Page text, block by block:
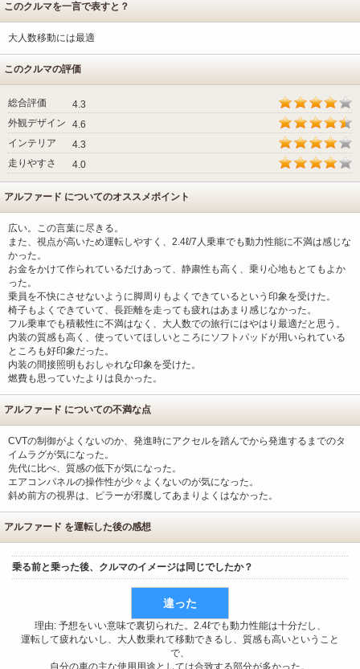
このクルマを一言で表すと？
大人数移動には最適
このクルマの評価
総合評価
4.3
外観デザイン
4.6
インテリア
4.3
走りやすさ
4.0
アルファード についてのオススメポイント
広い。この言葉に尽きる。
また、視点が高いため運転しやすく、2.4ℓ/7人乗車でも動力性能に不満は感じな
かった。
お金をかけて作られているだけあって、静粛性も高く、乗り心地もとてもよか
った。
乗員を不快にさせないように脚周りもよくできているという印象を受けた。
椅子もよくできていて、長距離を走っても疲れはあまり感じなかった。
フル乗車でも積載性に不満はなく、大人数での旅行にはやはり最適だと思う。
内装の質感も高く、使っていてほしいところにソフトパッドが用いられている
ところも好印象だった。
内装の間接照明もおしゃれな印象を受けた。
燃費も思っていたよりは良かった。
アルファード についての不満な点
CVTの制御がよくないのか、発進時にアクセルを踏んでから発進するまでのタ
イムラグが気になった。
先代に比べ、質感の低下が気になった。
エアコンパネルの操作性が少々よくないのが気になった。
斜め前方の視界は、ピラーが邪魔してあまりよくはなかった。
アルファード を運転した後の感想
乗る前と乗った後、クルマのイメージは同じでしたか？
違った
理由: 予想をいい意味で裏切られた。2.4ℓでも動力性能は十分だし、
運転して疲れないし、大人数乗れて移動できるし、質感も高いということ
で、
自分の車の主な使用用途としては合致する部分が多かった。